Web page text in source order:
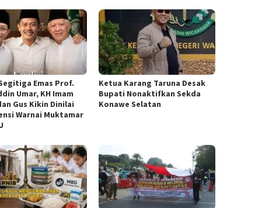
Emas Prof.
Umar, KH Imam
Gus Kikin Dinilai
Warnai Muktamar
Ketua ‎Karang Taruna Desak
Bupati Nonaktifkan Sekda
Konawe Selatan